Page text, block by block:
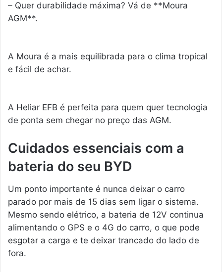
– Quer durabilidade máxima? Vá de **Moura
AGM**.
A Moura é a mais equilibrada para o clima tropical
e fácil de achar.
A Heliar EFB é perfeita para quem quer tecnologia
de ponta sem chegar no preço das AGM.
Cuidados essenciais com a
bateria do seu BYD
Um ponto importante é nunca deixar o carro
parado por mais de 15 dias sem ligar o sistema.
Mesmo sendo elétrico, a bateria de 12V continua
alimentando o GPS e o 4G do carro, o que pode
esgotar a carga e te deixar trancado do lado de
fora.